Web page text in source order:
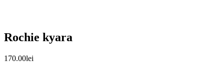
Rochie kyara
170.00lei